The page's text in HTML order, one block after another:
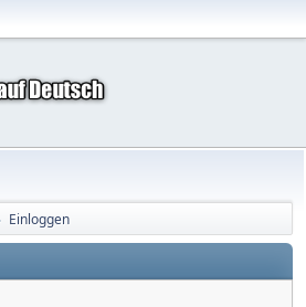
Einloggen